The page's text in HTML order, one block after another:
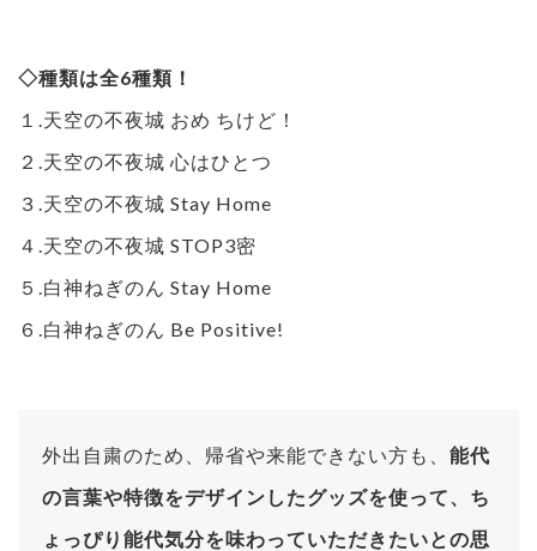
◇種類は全6種類！
１.天空の不夜城 おめ ちけど！
２.天空の不夜城 心はひとつ
３.天空の不夜城 Stay Home
４.天空の不夜城 STOP3密
５.白神ねぎのん Stay Home
６.白神ねぎのん Be Positive!
外出自粛のため、帰省や来能できない方も、 能代
の言葉や特徴をデザインしたグッズを使って、ち
ょっぴり能代気分を味わっていただきたいとの思